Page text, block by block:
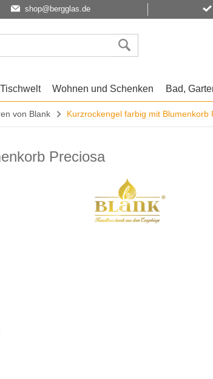
shop@bergglas.de
Tischwelt Wohnen und Schenken Bad,
von Blank Kurzrockengel farbig mit Blumenkorb
Preciosa